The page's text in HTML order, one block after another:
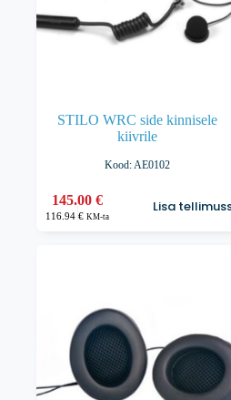
STILO WRC side kinnisele
kiivrile
Kood: AE0102
145.00€
116.94€ KM-ta
Lisa